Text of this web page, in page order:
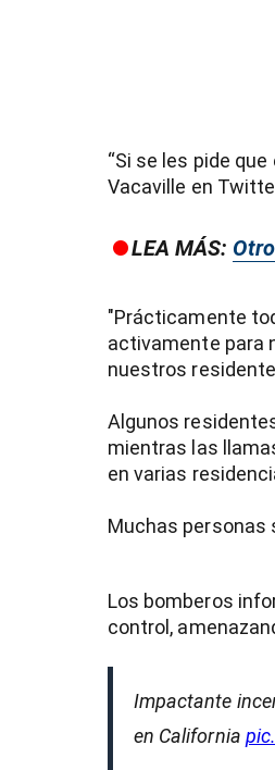
“Si se les pide
Vacaville en
LEA MÁS:
"Prácticamente
activamente para
nuestros
Algunos
mientras las
en varias
Muchas personas
Los bomberos
control,
Impactante
en California